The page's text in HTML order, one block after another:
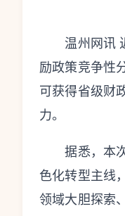
温州网讯 近
励政策竞争性
可获得省级财
力。
据悉，本次
色化转型主线
领域大胆探索